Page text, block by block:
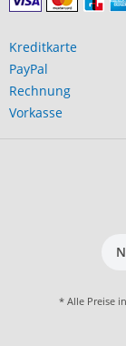
Kreditkarte
PayPal
Rechnung
Vorkasse
* Alle Preise